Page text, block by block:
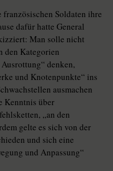
französischen Soldaten ihre
dafür hatte General
Man solle nicht
den Kategorien
denken,
und Knotenpunkte“ ins
ausmachen
Kenntnis über
„an den
gelte es sich von der
und sich eine
und Anpassung“